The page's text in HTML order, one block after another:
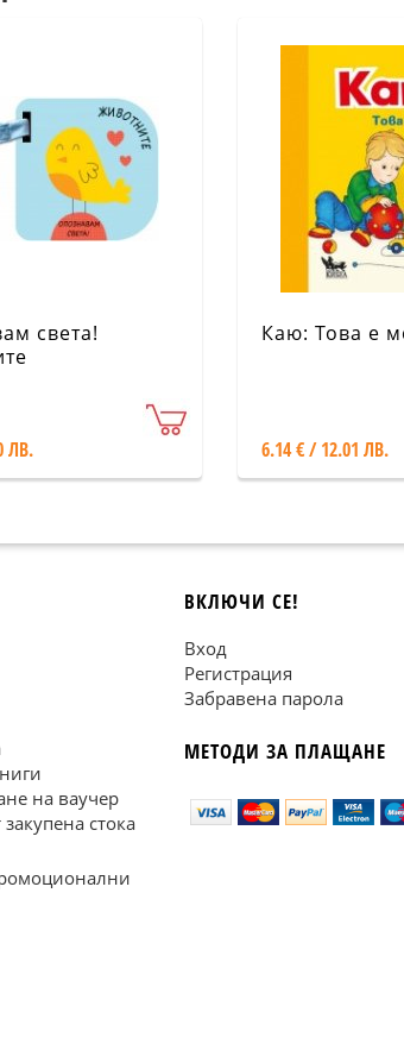
света!
ЛВ.
Каю: Това е
6.14 € / 12.01 ЛВ.
на ваучер
стока
ВКЛЮЧИ СЕ!
Вход
Регистрация
Забравена парола
МЕТОДИ ЗА ПЛАЩАНЕ